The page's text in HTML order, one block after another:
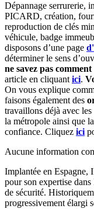
Dépannage serrurerie,
PICARD, création,
reproduction de clés
véhicule, badge
disposons d’une page
déterminer le sens
ne savez pas
article en cliquant ici.
On vous explique
faisons également des
travaillons déjà avec
la métropole ainsi que
confiance. Cliquez ici
Aucune information
Implantée en Espagne,
pour son expertise
de sécurité.
progressivement élargi